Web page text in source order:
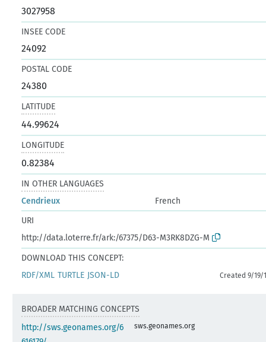
3027958
INSEE CODE
24092
POSTAL CODE
24380
LATITUDE
44.99624
LONGITUDE
0.82384
IN OTHER LANGUAGES
Cendrieux
French
URI
http://data.loterre.fr/ark:/67375/D63-M3RK8DZG-M
DOWNLOAD THIS CONCEPT:
RDF/XML TURTLE JSON-LD Created 9/19/
BROADER MATCHING CONCEPTS
http://sws.geonames.org/6
sws.geonames.org